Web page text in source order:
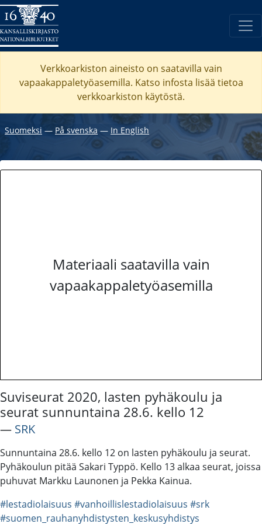
Verkkoarkiston aineisto on saatavilla vain
vapaakappaletyöasemilla. Katso infosta lisää tietoa
verkkoarkiston käytöstä.
Suomeksi ― På svenska ― In English
Materiaali saatavilla vain
vapaakappaletyöasemilla
Suviseurat 2020, lasten pyhäkoulu ja
seurat sunnuntaina 28.6. kello 12
― SRK
Sunnuntaina 28.6. kello 12 on lasten pyhäkoulu ja seurat.
Pyhäkoulun pitää Sakari Typpö. Kello 13 alkaa seurat, joissa
puhuvat Markku Launonen ja Pekka Kainua.
#lestadiolaisuus #vanhoillislestadiolaisuus #srk
#suomen_rauhanyhdistysten_keskusyhdistys